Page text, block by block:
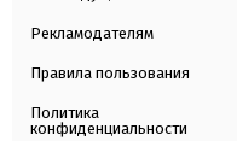
Рекламодателям
Правила пользования
Политика
конфиденциальности